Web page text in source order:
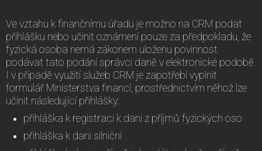
Ve vztahu k finančnímu úřadu je možno na CRM podat
přihlášku nebo učinit oznámení pouze za předpokladu, že
fyzická osoba nemá zákonem uloženu povinnost
podávat tato podání správci daně v elektronické podobě.
I v případě využití služeb CRM je zapotřebí vyplnit
formulář Ministerstva financí, prostřednictvím něhož lze
učinit následující přihlášky:
přihláška k registraci k dani z příjmů fyzických oso
přihláška k dani silniční